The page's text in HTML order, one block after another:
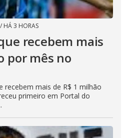
/ HÁ 3 HORAS
recebem mais
por mês no
recebem mais de R$ 1 milhão
primeiro em Portal do